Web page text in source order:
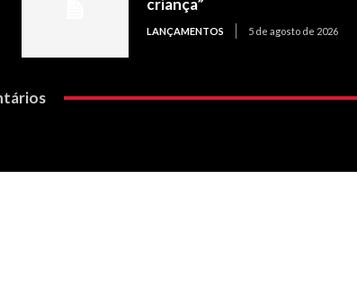
criança”
LANÇAMENTOS 5 de agosto de 2026